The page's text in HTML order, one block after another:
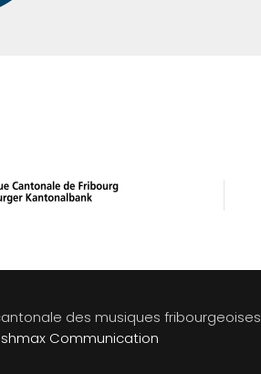
des musiques fribourgeoises
Communication